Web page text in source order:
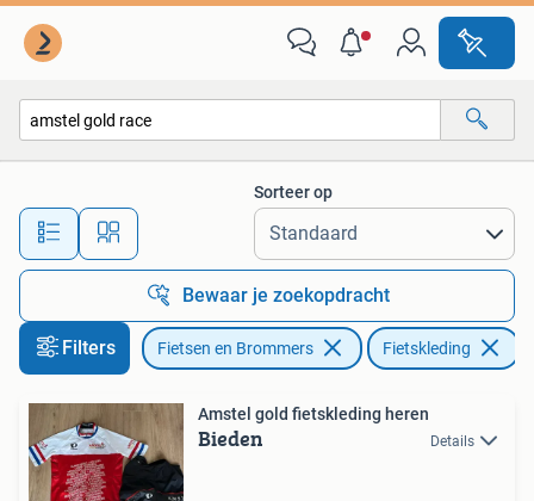
Alle afstanden…
Sorteer op
Bewaar je zoekopdracht
Filters Fietsen en Brommers Fietskleding
Amstel gold fietskleding heren
Bieden Details